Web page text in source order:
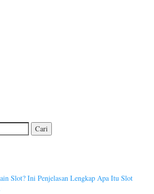
Slot? Ini Penjelasan Lengkap Apa Itu Slot